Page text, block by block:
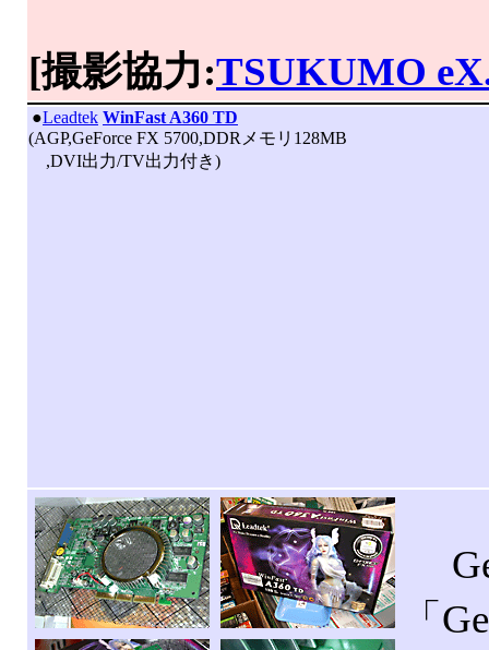
[撮影協力:TSUKUMO
●Leadtek WinFast A360 TD
(AGP,GeForce FX 5700,DDRメモリ128MB
,DVI出力/TV出力付き)
「